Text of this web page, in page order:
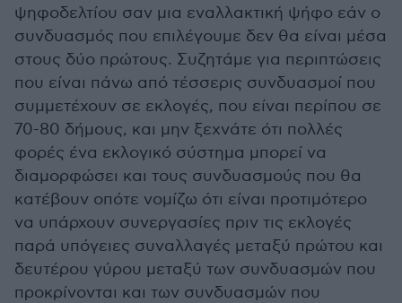
ψηφοδελτίου σαν μια εναλλακτική ψήφο εάν ο
συνδυασμός που επιλέγουμε δεν θα είναι μέσα
στους δύο πρώτους. Συζητάμε για περιπτώσεις
που είναι πάνω από τέσσερις συνδυασμοί που
συμμετέχουν σε εκλογές, που είναι περίπου σε
70-80 δήμους, και μην ξεχνάτε ότι πολλές
φορές ένα εκλογικό σύστημα μπορεί να
διαμορφώσει και τους συνδυασμούς που θα
κατέβουν οπότε νομίζω ότι είναι προτιμότερο
να υπάρχουν συνεργασίες πριν τις εκλογές
παρά υπόγειες συναλλαγές μεταξύ πρώτου και
δευτέρου γύρου μεταξύ των συνδυασμών που
προκρίνονται και των συνδυασμών που